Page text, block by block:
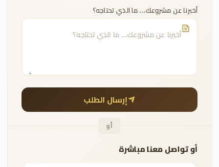
أخبرنا عن مشروعك... ما الذي تحتاجه؟
إرسال الطلب
أو
أو تواصل معنا مباشرة